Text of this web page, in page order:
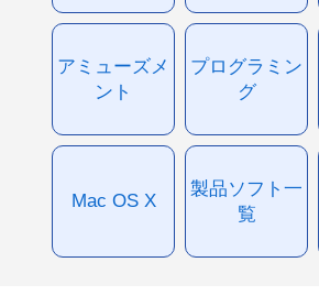
アミューズメ
ント
プログラミン
グ
Mac OS X
製品ソフト一
覧